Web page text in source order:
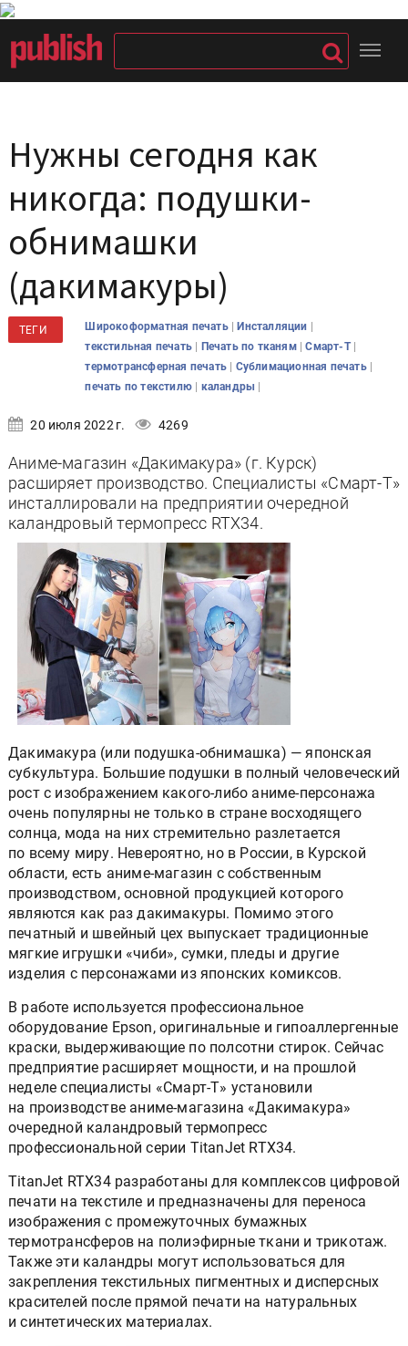
Нужны сегодня как
никогда: подушки-
обнимашки
(дакимакуры)
ТЕГИ Широкоформатная печать |Инсталляции |
текстильная печать | Печать по тканям |Смарт-Т |
термотрансферная печать | Сублимационная печать |
печать по текстилю | каландры |
20 июля 2022 г. 4269
Аниме-магазин «Дакимакура» (г. Курск)
расширяет производство. Специалисты «Смарт-Т»
инсталлировали на предприятии очередной
каландровый термопресс RTX34.
Дакимакура (или подушка-обнимашка) — японская
субкультура. Большие подушки в полный человеческий
рост с изображением какого-либо аниме-персонажа
очень популярны не только в стране восходящего
солнца, мода на них стремительно разлетается
по всему миру. Невероятно, но в России, в Курской
области, есть аниме-магазин с собственным
производством, основной продукцией которого
являются как раз дакимакуры. Помимо этого
печатный и швейный цех выпускает традиционные
мягкие игрушки «чиби», сумки, пледы и другие
изделия с персонажами из японских комиксов.
В работе используется профессиональное
оборудование Epson, оригинальные и гипоаллергенные
краски, выдерживающие по полсотни стирок. Сейчас
предприятие расширяет мощности, и на прошлой
неделе специалисты «Смарт-Т» установили
на производстве аниме-магазина «Дакимакура»
очередной каландровый термопресс
профессиональной серии TitanJet RTX34.
TitanJet RTX34 разработаны для комплексов цифровой
печати на текстиле и предназначены для переноса
изображения с промежуточных бумажных
термотрансферов на полиэфирные ткани и трикотаж.
Также эти каландры могут использоваться для
закрепления текстильных пигментных и дисперсных
красителей после прямой печати на натуральных
и синтетических материалах.